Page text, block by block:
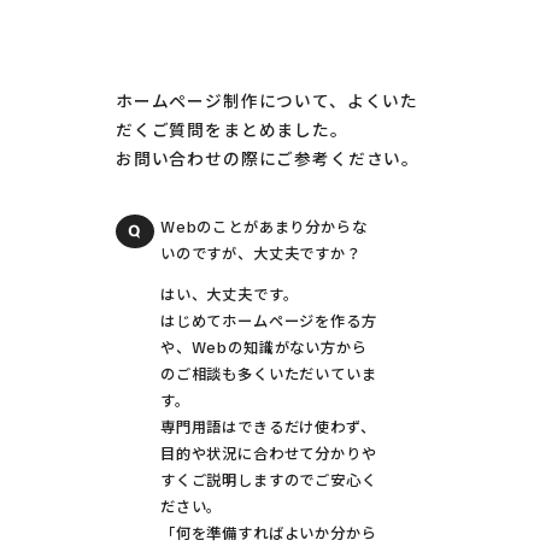
ホームページ制作について、よくいた
だくご質問をまとめました。
お問い合わせの際にご参考ください。
Webのことがあまり分からな
いのですが、大丈夫ですか？
はい、大丈夫です。
はじめてホームページを作る方
や、Webの知識がない方から
のご相談も多くいただいていま
す。
専門用語はできるだけ使わず、
目的や状況に合わせて分かりや
すくご説明しますのでご安心く
ださい。
「何を準備すればよいか分から